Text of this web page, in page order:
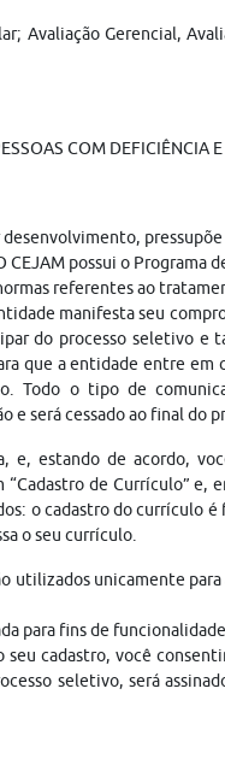
Avaliação Gerencial,
COM DEFICIÊNCIA
pressupõe
possui o Programa
referentes ao
manifesta seu
do processo seletivo e
que a entidade entre
Todo o tipo de
e será cessado ao final do
e, estando de acordo,
de Currículo” e,
o cadastro do currículo
o seu currículo.
utilizados unicamente
para fins de
cadastro, você
seletivo, será